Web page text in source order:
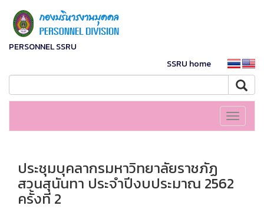
PERSONNEL SSRU
SSRU home
Toggle
ประชุมบุคลากรมหาวิทยาลัยราชภัฏ
สวนสุนันทา ประจำปีงบประมาณ 2562
ครั้งที่ 2